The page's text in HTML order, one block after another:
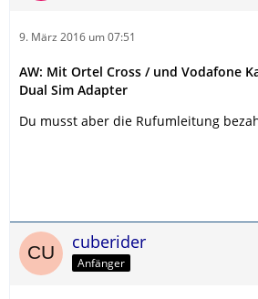
9. März 2016 um 07:51
AW: Mit Ortel Cross / und Vodafone
Dual Sim Adapter
Du musst aber die Rufumleitung
cuberider
Anfänger